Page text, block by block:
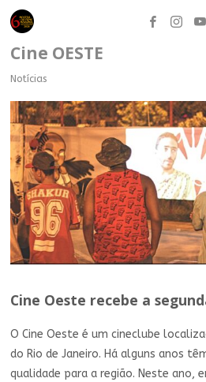
Cine OESTE
Notícias
Cine Oeste recebe a
O Cine Oeste é um cineclube
do Rio de Janeiro. Há alguns anos
qualidade para a região. Neste ano,